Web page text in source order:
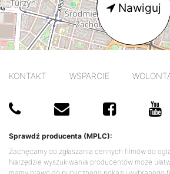
Nawiguj
KONTAKT WSPARCIE
Sprawdź producenta (MPLC):
Zachęcamy do zgłaszania cennych filmów do
Narzędzie wyszukiwania producentów może